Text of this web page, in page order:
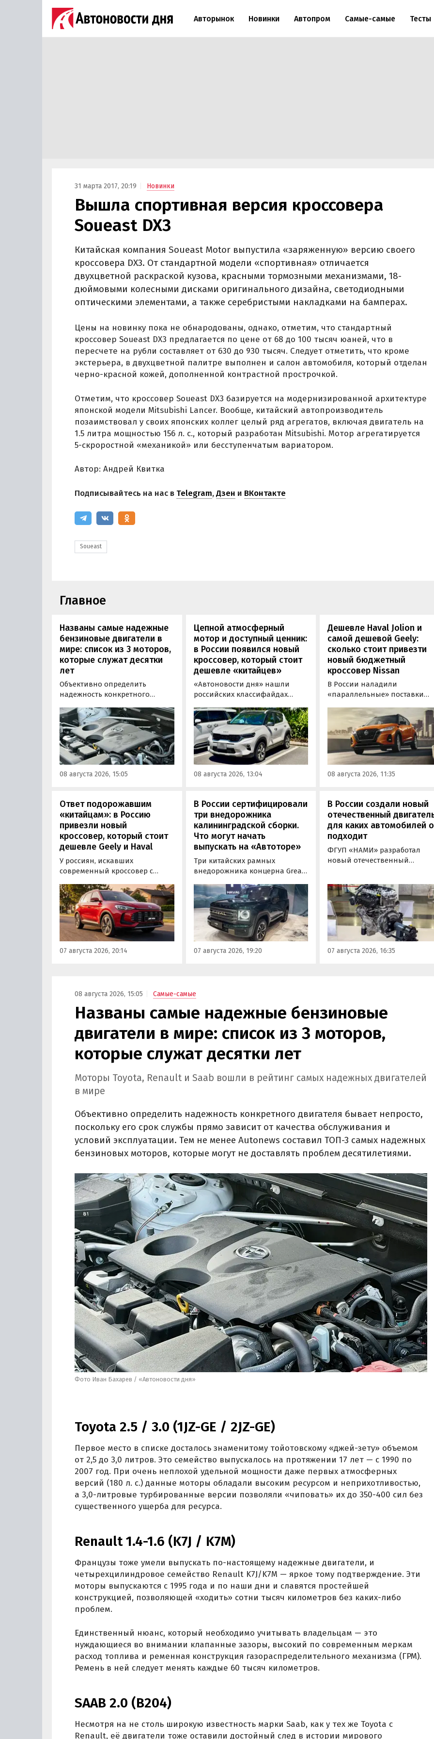
Авторынок Новинки Автопром Самые-самые Тесты
31 марта 2017, 20:19 Новинки
Вышла спортивная версия кроссовера
Soueast DX3‍
Китайская компания Soueast Motor выпустила «заряженную» версию своего
кроссовера DX3. От стандартной модели «спортивная» отличается
двухцветной раскраской кузова, красными тормозными механизмами, 18-
дюймовыми колесными дисками оригинального дизайна, светодиодными
оптическими элементами, а также серебристыми накладками на бамперах.
Цены на новинку пока не обнародованы, однако, отметим, что стандартный
кроссовер Soueast DX3 предлагается по цене от 68 до 100 тысяч юаней, что в
пересчете на рубли составляет от 630 до 930 тысяч. Следует отметить, что кроме
экстерьера, в двухцветной палитре выполнен и салон автомобиля, который отделан
черно-красной кожей, дополненной контрастной прострочкой.
Отметим, что кроссовер Soueast DX3 базируется на модернизированной архитектуре
японской модели Mitsubishi Lancer. Вообще, китайский автопроизводитель
позаимствовал у своих японских коллег целый ряд агрегатов, включая двигатель на
1.5 литра мощностью 156 л. с., который разработан Mitsubishi. Мотор агрегатируется
5-скроростной «механикой» или бесступенчатым вариатором.
Автор: Андрей Квитка
Подписывайтесь на нас в Telegram,Дзен и ВКонтакте
Soueast
Главное
Названы самые надежные
бензиновые двигатели в
мире: список из 3 моторов,
которые служат десятки
лет
Объективно определить
надежность конкретного
поскольку его срок службы
прямо зависит от качества
обслуживания и условий
эксплуатации. Тем не менее
Autonews составил ТОП-3 самых
надежных бензиновых
моторов, которые могут не
08 августа 2026, 15:05
Цепной атмосферный
мотор и доступный ценник:
в России появился новый
кроссовер, который стоит
дешевле «китайцев»
«Автоновости дня» нашли
российских классифайдах
поставке нового Kia Sonet. Это
кроссовер компактнее Seltos, а
возят его к нам в основном из
Китая, предлагая автомобили
уже с доставкой, растаможкой и
всеми документами для
постановки на учет в ГАИ.
08 августа 2026, 13:04
Дешевле Haval Jolion и
самой дешевой Geely:
сколько стоит привезти
новый бюджетный
кроссовер Nissan
В России наладили
«параллельные» поставки
Nissan Kicks, которые
официально продаются в
Китае, США, на Ближнем
Востоке и в Юго-Восточной
Азии. В основном к нам
попадают машины
сборки, стоящие на одном из
«Автоновости дня».
08 августа 2026, 11:35
Ответ подорожавшим
«китайцам»: в Россию
привезли новый
кроссовер, который стоит
дешевле Geely и Haval
У россиян, искавших
современный кроссовер с
доступной цене, теперь есть
еще один вариант с китайского
рынка — MG ZS. В Китае он
стоит от 900 000 рублей по
текущему курсу, а в РФ с учетом
всех расходов за него нужно
отдать минимум 1 500 000
07 августа 2026, 20:14
В России сертифицировали
три внедорожника
калининградской сборки.
Что могут начать
выпускать на «Автоторе»
Три китайских рамных
внедорожника концерна Great
калининградском заводе
«Автотор». Речь о Haval H9,
Tank 400 и Tank 500, которые
успешно прошли
сертификацию и получили
Одобрения типа
транспортного средства (ОТТС).
07 августа 2026, 19:20
В России создали новый
отечественный
для каких автомобилей
подходит
ФГУП «НАМИ» разработал
новый отечественный
получивший индекс 414320.
Корреспонденту
«Автоновостей дня» удалось
лично ознакомиться с
новинкой на выставке
«Иннопром» в
07 августа 2026, 16:35
08 августа 2026, 15:05 Самые-самые
Названы самые надежные бензиновые
двигатели в мире: список из 3 моторов,
которые служат десятки лет
Моторы Toyota, Renault и Saab вошли в рейтинг самых надежных двигателей
в мире
Объективно определить надежность конкретного двигателя бывает непросто,
поскольку его срок службы прямо зависит от качества обслуживания и
условий эксплуатации. Тем не менее Autonews составил ТОП-3 самых надежных
бензиновых моторов, которые могут не доставлять проблем десятилетиями.
Фото Иван Бахарев / «Автоновости дня»
Toyota 2.5 / 3.0 (1JZ-GE / 2JZ-GE)
Первое место в списке досталось знаменитому тойотовскому «джей-зету» объемом
от 2,5 до 3,0 литров. Это семейство выпускалось на протяжении 17 лет — с 1990 по
2007 год. При очень неплохой удельной мощности даже первых атмосферных
версий (180 л. с.) данные моторы обладали высоким ресурсом и неприхотливостью,
а 3,0-литровые турбированные версии позволяли «чиповать» их до 350-400 сил без
существенного ущерба для ресурса.
Renault 1.4-1.6 (K7J / K7M)
Французы тоже умели выпускать по-настоящему надежные двигатели, и
четырехцилиндровое семейство Renault K7J/K7M — яркое тому подтверждение. Эти
моторы выпускаются с 1995 года и по наши дни и славятся простейшей
конструкцией, позволяющей «ходить» сотни тысяч километров без каких-либо
проблем.
Единственный нюанс, который необходимо учитывать владельцам — это
нуждающиеся во внимании клапанные зазоры, высокий по современным меркам
расход топлива и ременная конструкция газораспределительного механизма (ГРМ).
Ремень в ней следует менять каждые 60 тысяч километров.
SAAB 2.0 (B204)
Несмотря на не столь широкую известность марки Saab, как у тех же Toyota с
Renault, её двигатели тоже оставили достойный след в истории мирового